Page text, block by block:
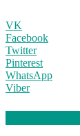
VK
Facebook
Twitter
Pinterest
WhatsApp
Viber